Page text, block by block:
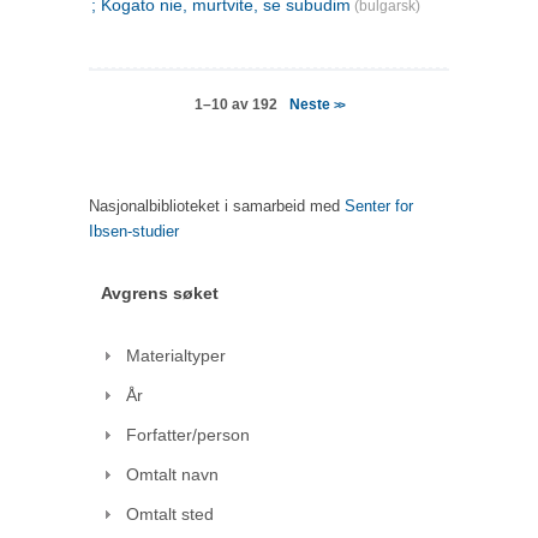
; Kogato nie, murtvite, se subudim (bulgarsk)
1–10 av 192 Neste >>
Nasjonalbiblioteket i samarbeid med Senter for
Ibsen-studier
Avgrens søket
Materialtyper
År
Forfatter/person
Omtalt navn
Omtalt sted